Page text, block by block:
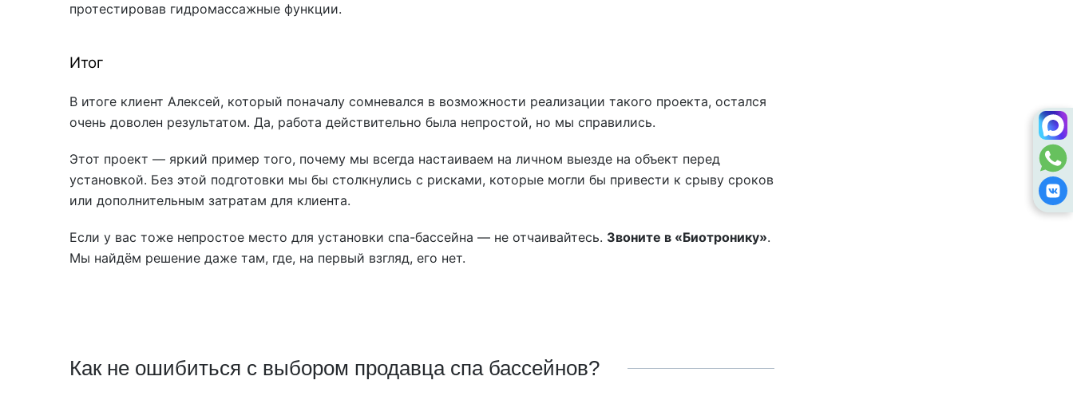
протестировав гидромассажные функции.
Итог
В итоге клиент Алексей, который поначалу сомневался в возможности реализации такого проекта, остался
очень доволен результатом. Да, работа действительно была непростой, но мы справились.
Этот проект — яркий пример того, почему мы всегда настаиваем на личном выезде на объект перед
установкой. Без этой подготовки мы бы столкнулись с рисками, которые могли бы привести к срыву сроков
или дополнительным затратам для клиента.
Если у вас тоже непростое место для установки спа-бассейна — не отчаивайтесь. Звоните в «Биотронику».
Мы найдём решение даже там, где, на первый взгляд, его нет.
Как не ошибиться с выбором продавца спа бассейнов?